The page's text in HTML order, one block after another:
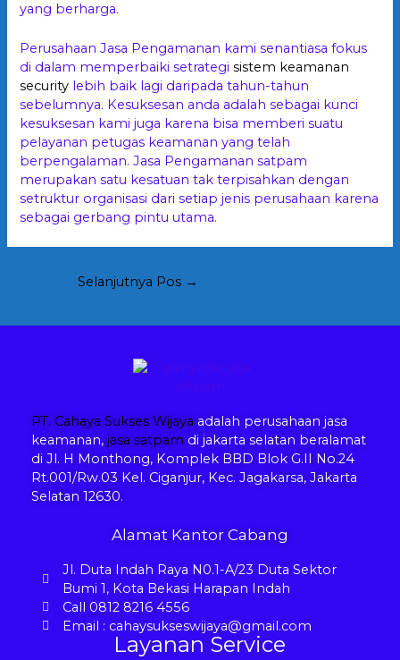
yang berharga.
Perusahaan Jasa Pengamanan kami senantiasa fokus
di dalam memperbaiki setrategisistem keamanan
security lebih baik lagi daripada tahun-tahun
sebelumnya. Kesuksesan anda adalah sebagai kunci
kesuksesan kami juga karena bisa memberi suatu
pelayanan petugas keamanan yang telah
berpengalaman. Jasa Pengamanan satpam
merupakan satu kesatuan tak terpisahkan dengan
setruktur organisasi dari setiap jenis perusahaan karena
sebagai gerbang pintu utama.
Selanjutnya Pos →
PT. Cahaya Sukses Wijaya adalah perusahaan jasa
keamanan, jasa satpam di jakarta selatan beralamat
di Jl. H Monthong, Komplek BBD Blok G.II No.24
Rt.001/Rw.03 Kel. Ciganjur, Kec. Jagakarsa, Jakarta
Selatan 12630.
Alamat Kantor Cabang
Jl. Duta Indah Raya N0.1-A/23 Duta Sektor
Bumi 1, Kota Bekasi Harapan Indah
Call 0812 8216 4556
Email : cahaysukseswijaya@gmail.com
Layanan Service